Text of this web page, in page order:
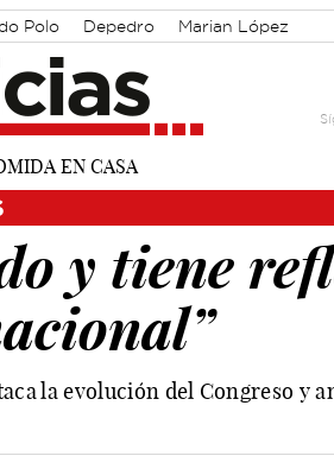
Polo Depedro
Marian López
Martínez Guijarro
y tiene
la evolución del Congreso y